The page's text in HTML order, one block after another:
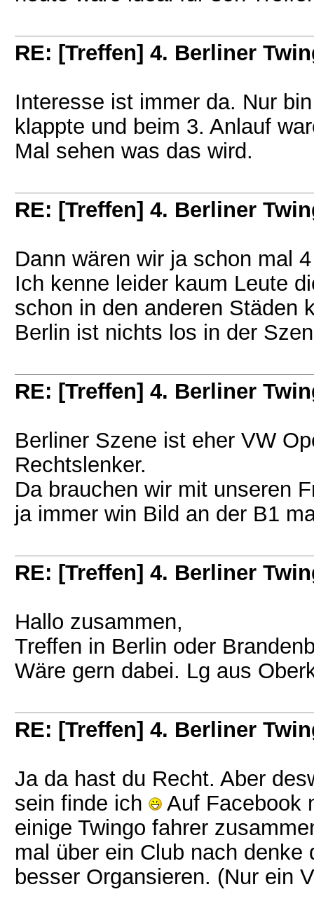
RE: [Treffen] 4. Berliner
Interesse ist immer da. Nur
klappte und beim 3. Anlauf
Mal sehen was das wird.
RE: [Treffen] 4. Berliner
Dann wären wir ja schon mal
Ich kenne leider kaum Leute
schon in den anderen Städen
Berlin ist nichts los in der
RE: [Treffen] 4. Berliner
Berliner Szene ist eher VW
Rechtslenker.
Da brauchen wir mit unseren
ja immer win Bild an der B1
RE: [Treffen] 4. Berliner
Hallo zusammen,
Treffen in Berlin oder
Wäre gern dabei. Lg aus
RE: [Treffen] 4. Berliner
Ja da hast du Recht. Aber
sein finde ich
Auf Facebook
einige Twingo fahrer
mal über ein Club nach
besser Organsieren. (Nur ein